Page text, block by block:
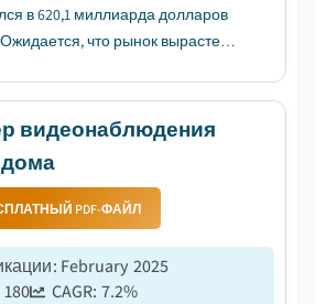
в 620,1 миллиарда долларов
что рынок вырастет с
США к 2035 году....
видеонаблюдения
PDF-ФАЙЛ
: February 2025
180 CAGR: 7.2%